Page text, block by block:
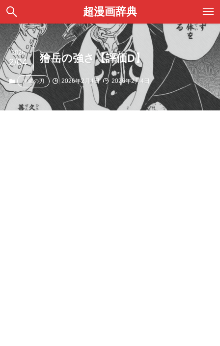
超漫画辞典
獪岳の強さ【評価D】
2026
2/04
鬼滅の刃 2026年2月4日 2026年2月4日